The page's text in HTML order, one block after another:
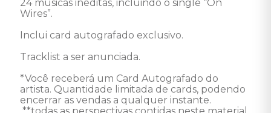
24 músicas inéditas, incluindo o single “On
Wires”.
Inclui card autografado exclusivo.
Tracklist a ser anunciada.
*Você receberá um Card Autografado do
artista. Quantidade limitada de cards, podendo
encerrar as vendas a qualquer instante.